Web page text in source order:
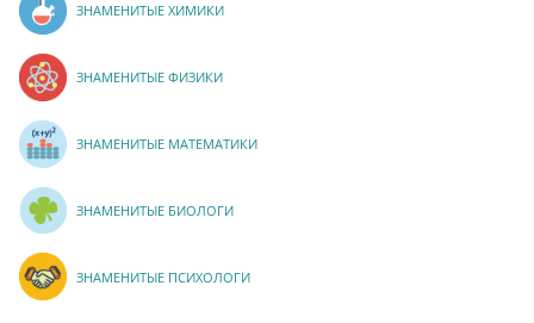
ЗНАМЕНИТЫЕ ХИМИКИ
ЗНАМЕНИТЫЕ ФИЗИКИ
ЗНАМЕНИТЫЕ МАТЕМАТИКИ
ЗНАМЕНИТЫЕ БИОЛОГИ
ЗНАМЕНИТЫЕ ПСИХОЛОГИ